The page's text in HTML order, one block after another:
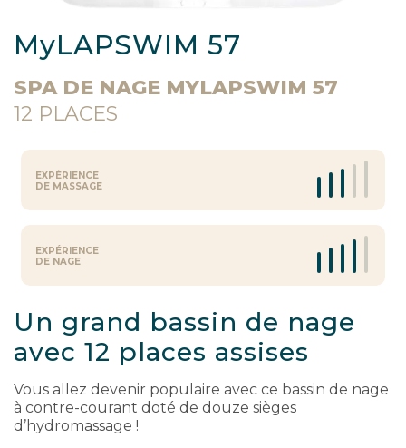
MyLAPSWIM 57
SPA DE NAGE MYLAPSWIM 57
12 PLACES
EXPÉRIENCE
DE MASSAGE
EXPÉRIENCE
DE NAGE
Un grand bassin de nage
avec 12 places assises
Vous allez devenir populaire avec ce bassin de nage
à contre-courant doté de douze sièges
d’hydromassage !